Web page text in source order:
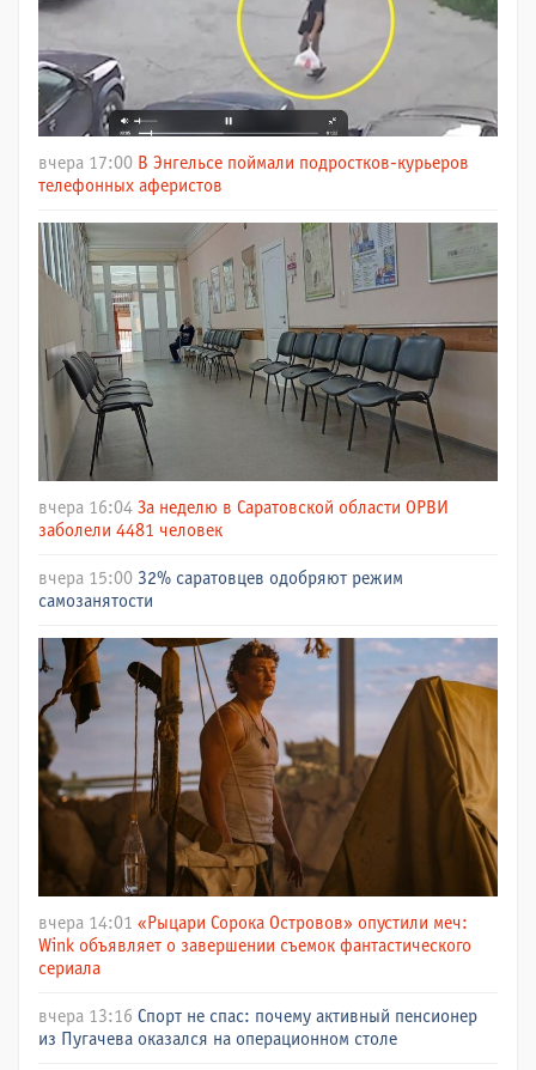
вчера 17:00 В Энгельсе поймали подростков-курьеров
телефонных аферистов
вчера 16:04 За неделю в Саратовской области ОРВИ
заболели 4481 человек
вчера 15:00 32% саратовцев одобряют режим
самозанятости
вчера 14:01 «Рыцари Сорока Островов» опустили меч:
Wink объявляет о завершении съемок фантастического
сериала
вчера 13:16 Спорт не спас: почему активный пенсионер
из Пугачева оказался на операционном столе